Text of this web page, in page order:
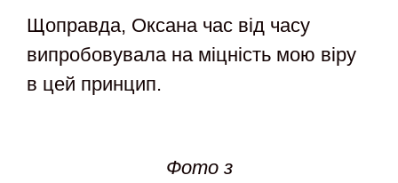
Щоправда, Оксана час від часу
випробовувала на міцність мою віру
в цей принцип.
Фото з